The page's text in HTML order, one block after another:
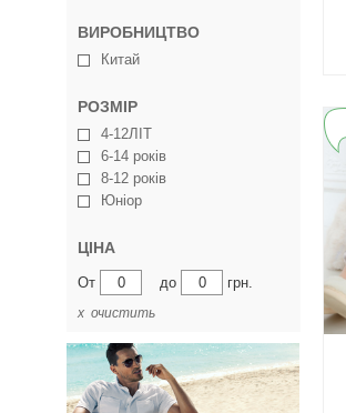
ВИРОБНИЦТВО
Китай
РОЗМІР
4-12ЛІТ
6-14 років
8-12 років
Юніор
ЦІНА
От до грн.
х очистить